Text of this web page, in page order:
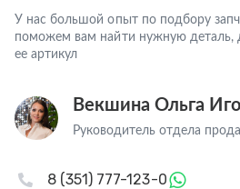
У нас большой опыт по подбору
поможем вам найти нужную деталь,
ее артикул
Векшина Ольга
Руководитель отдела
8 (351) 777-123-0